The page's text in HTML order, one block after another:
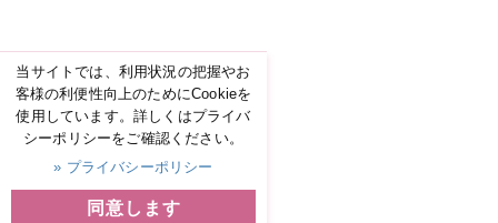
当サイトでは、利用状況の把握やお
客様の利便性向上のためにCookieを
使用しています。詳しくはプライバ
シーポリシーをご確認ください。
» プライバシーポリシー
同意します